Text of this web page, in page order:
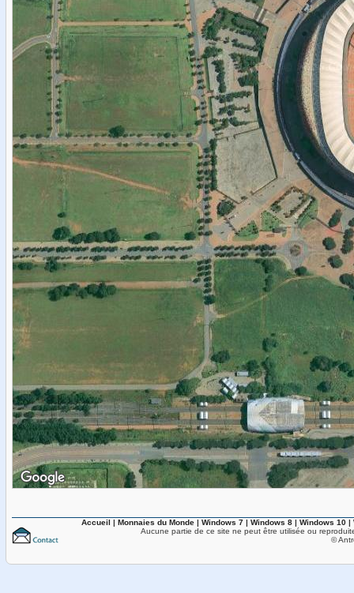
Accueil | Monnaies du Monde | Windows 7 | Windows 8 | Windows 10 |
Aucune partie de ce site ne peut être utilisée ou
©